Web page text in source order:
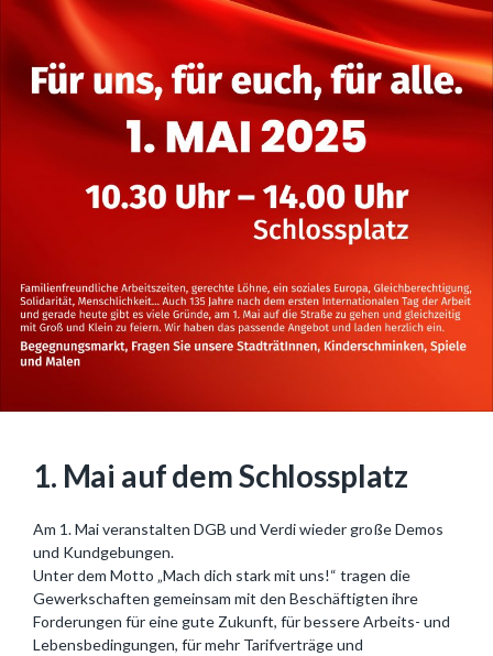
1. Mai auf dem Schlossplatz
Am 1. Mai veranstalten DGB und Verdi wieder große Demos
und Kundgebungen.
Unter dem Motto „Mach dich stark mit uns!“ tragen die
Gewerkschaften gemeinsam mit den Beschäftigten ihre
Forderungen für eine gute Zukunft, für bessere Arbeits- und
Lebensbedingungen, für mehr Tarifverträge und